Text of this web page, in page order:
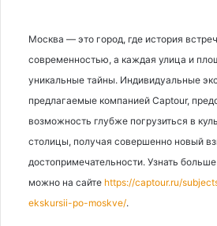
Москва — это город, где история
современностью, а каждая улица и
уникальные тайны. Индивидуальные
предлагаемые компанией Captour,
возможность глубже погрузиться в
столицы, получая совершенно новый
достопримечательности. Узнать
можно на сайте https://captour.ru/
ekskursii-po-moskve/.